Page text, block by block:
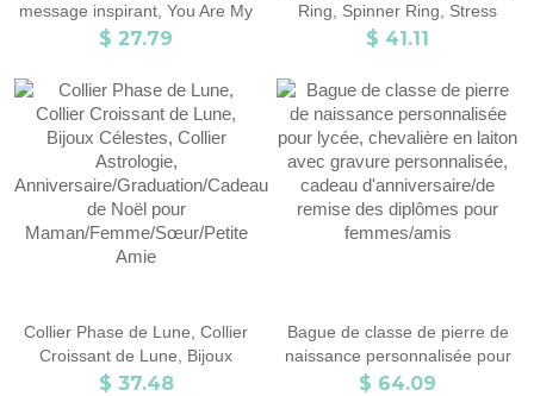
message inspirant, You Are My
Sunshine, bijoux significatifs
motivation pour les
proches/diplômés
$ 27.79
Ring, Spinner Ring, Stress
Relief Ring, Anneau réglable,
$ 41.11
Collier Phase de Lune, Collier
Croissant de Lune, Bijoux
Célestes, Collier Astrologie,
$ 37.48
Bague de classe de pierre de
naissance personnalisée pour
lycée, chevalière en laiton avec
$ 64.09